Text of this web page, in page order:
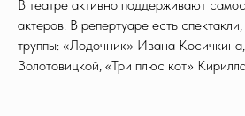
В театре активно поддерживают
актеров. В репертуаре есть
труппы: «Лодочник» Ивана
Золотовицкой, «Три плюс кот»